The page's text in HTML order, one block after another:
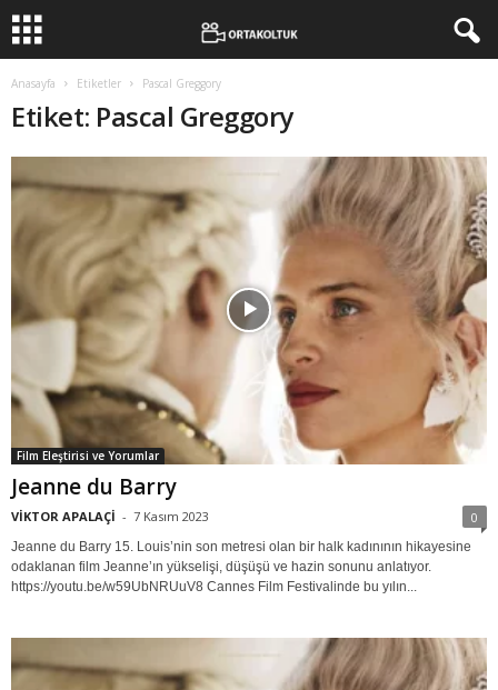
Anasayfa Etiketler Pascal Greggory
Etiket: Pascal Greggory
Film Eleştirisi ve Yorumlar
Jeanne du Barry
VİKTOR APALAÇİ - 7 Kasım 2023 0
Jeanne du Barry 15. Louis’nin son metresi olan bir halk kadınının hikayesine
odaklanan film Jeanne’ın yükselişi, düşüşü ve hazin sonunu anlatıyor.
https://youtu.be/w59UbNRUuV8 Cannes Film Festivalinde bu yılın...